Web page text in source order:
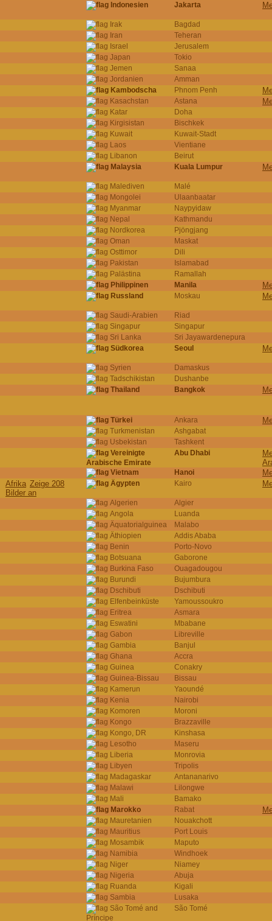
Indonesien Jakarta
Irak
Bagdad
Iran
Teheran
Israel
Jerusalem
Japan
Tokio
Jemen
Sanaa
Jordanien
Amman
Kambodscha
Phnom Penh
Kasachstan Astana
Katar
Doha
Kirgisistan
Bischkek
Kuwait
Kuwait-Stadt
Laos
Vientiane
Libanon
Beirut
Malaysia
Kuala Lumpur
Malediven
Malé
Mongolei
Ulaanbaatar
Myanmar
Naypyidaw
Nepal
Kathmandu
Nordkorea
Pjöngjang
Oman
Maskat
Osttimor
Dili
Pakistan
Islamabad
Palästina
Ramallah
Philippinen
Manila
Russland Moskau
Saudi-Arabien
Riad
Singapur
Singapur
Sri Lanka
Sri Jayawardenepura
Südkorea
Seoul
Syrien
Damaskus
Tadschikistan
Dushanbe
Thailand
Bangkok
Türkei Ankara
Turkmenistan
Ashgabat
Usbekistan
Tashkent
Vereinigte
Arabische Emirate
Abu Dhabi
Vietnam Hanoi
Afrika Zeige 208
Bilder an
Ägypten Kairo
Algerien
Algier
Angola
Luanda
Äquatorialguinea
Malabo
Äthiopien
Addis Ababa
Benin
Porto-Novo
Botsuana
Gaborone
Burkina Faso
Ouagadougou
Burundi
Bujumbura
Dschibuti
Dschibuti
Elfenbeinküste
Yamoussoukro
Eritrea
Asmara
Eswatini
Mbabane
Gabon
Libreville
Gambia
Banjul
Ghana
Accra
Guinea
Conakry
Guinea-Bissau
Bissau
Kamerun
Yaoundé
Kenia
Nairobi
Komoren
Moroni
Kongo
Brazzaville
Kongo, DR
Kinshasa
Lesotho
Maseru
Liberia
Monrovia
Libyen
Tripolis
Madagaskar
Antananarivo
Malawi
Lilongwe
Mali
Bamako
Marokko
Rabat
Mauretanien
Nouakchott
Mauritius
Port Louis
Mosambik
Maputo
Namibia
Windhoek
Niger
Niamey
Nigeria
Abuja
Ruanda
Kigali
Sambia
Lusaka
São Tomé and
Príncipe
São Tomé